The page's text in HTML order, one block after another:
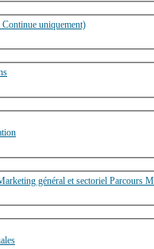
uniquement)
général et sectoriel Parcours